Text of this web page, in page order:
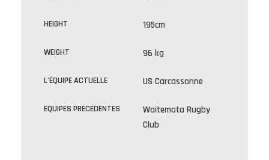
HEIGHT 195cm
WEIGHT 96 kg
L'ÉQUIPE ACTUELLE US Carcassonne
ÉQUIPES PRÉCÉDENTES
Waitemata Rugby
Club